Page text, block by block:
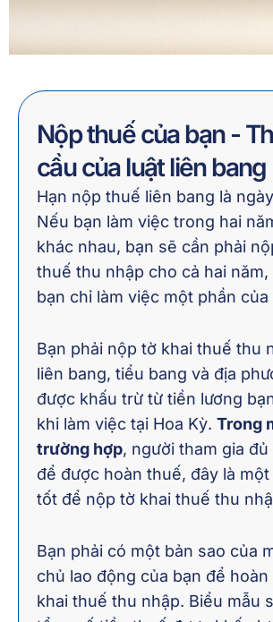
Nộp thuế của bạn -
cầu của luật liên bang
Hạn nộp thuế liên bang là
Nếu bạn làm việc trong hai
khác nhau, bạn sẽ cần phải
thuế thu nhập cho cả hai
bạn chỉ làm việc một phần của
Bạn phải nộp tờ khai thuế thu
liên bang, tiểu bang và địa
được khấu trừ từ tiền lương
khi làm việc tại Hoa Kỳ. Trong
trường hợp, người tham gia
để được hoàn thuế, đây là
tốt để nộp tờ khai thuế thu
Bạn phải có một bản sao của
chủ lao động của bạn để
khai thuế thu nhập. Biểu mẫu